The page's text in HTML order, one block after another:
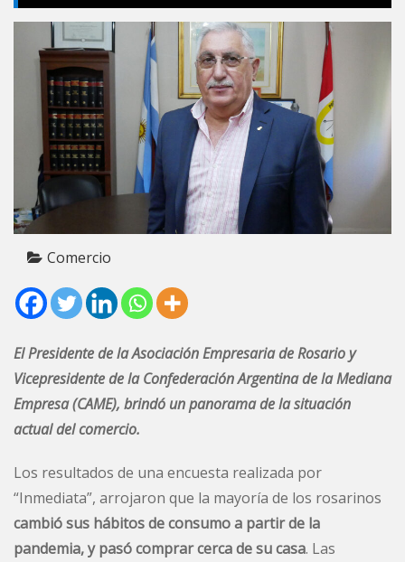
Comercio
El Presidente de la Asociación Empresaria de Rosario y
Vicepresidente de la Confederación Argentina de la Mediana
Empresa (CAME), brindó un panorama de la situación
actual del comercio.
Los resultados de una encuesta realizada por
“Inmediata”, arrojaron que la mayoría de los rosarinos
cambió sus hábitos de consumo a partir de la
pandemia, y pasó comprar cerca de su casa. Las